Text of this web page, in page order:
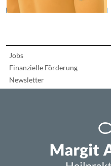
Jobs
Finanzielle Förderung
Newsletter